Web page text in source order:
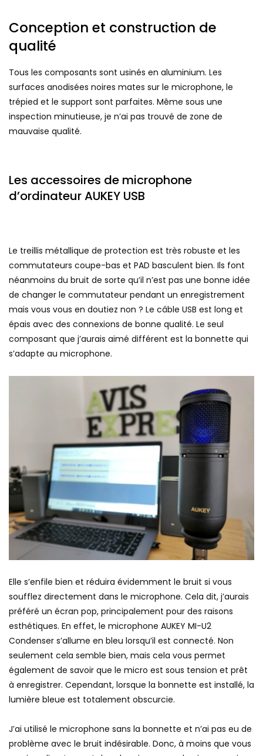
Conception et construction de
qualité
Tous les composants sont usinés en aluminium. Les
surfaces anodisées noires mates sur le microphone, le
trépied et le support sont parfaites. Même sous une
inspection minutieuse, je n’ai pas trouvé de zone de
mauvaise qualité.
Les accessoires de microphone
d’ordinateur AUKEY USB
Le treillis métallique de protection est très robuste et les
commutateurs coupe-bas et PAD basculent bien. Ils font
néanmoins du bruit de sorte qu’il n’est pas une bonne idée
de changer le commutateur pendant un enregistrement
mais vous vous en doutiez non ? Le câble USB est long et
épais avec des connexions de bonne qualité. Le seul
composant que j’aurais aimé différent est la bonnette qui
s’adapte au microphone.
Elle s’enfile bien et réduira évidemment le bruit si vous
soufflez directement dans le microphone. Cela dit, j’aurais
préféré un écran pop, principalement pour des raisons
esthétiques. En effet, le microphone AUKEY MI-U2
Condenser s’allume en bleu lorsqu’il est connecté. Non
seulement cela semble bien, mais cela vous permet
également de savoir que le micro est sous tension et prêt
à enregistrer. Cependant, lorsque la bonnette est installé, la
lumière bleue est totalement obscurcie.
J’ai utilisé le microphone sans la bonnette et n’ai pas eu de
problème avec le bruit indésirable. Donc, à moins que vous